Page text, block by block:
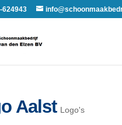
624943
Aalst Logo's